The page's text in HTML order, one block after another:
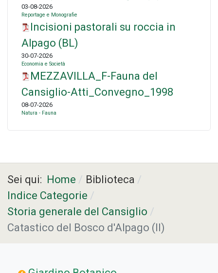
03-08-2026
Reportage e Monografie
Incisioni pastorali su roccia in
Alpago (BL)
30-07-2026
Economia e Società
MEZZAVILLA_F-Fauna del
Cansiglio-Atti_Convegno_1998
08-07-2026
Natura - Fauna
Sei qui: Home
Biblioteca
Indice Categorie
Storia generale del Cansiglio
Catastico del Bosco d'Alpago (Il)